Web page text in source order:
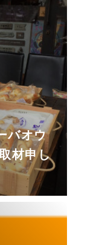
バオウ
材申し